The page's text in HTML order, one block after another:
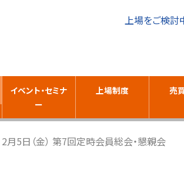
上場をご検討
イベント・セミナ
ー
上場制度 売
2月5日（金） 第7回定時会員総会・懇親会